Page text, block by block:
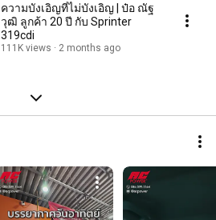
ความบังเอิญที่ไม่บังเอิญ | ป๋อ ณัฐ
วุฒิ ลูกค้า 20 ปี กับ Sprinter
319cdi
111K views 2 months ago